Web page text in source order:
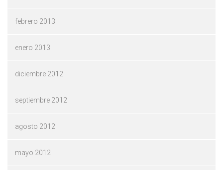
febrero 2013
enero 2013
diciembre 2012
septiembre 2012
agosto 2012
mayo 2012